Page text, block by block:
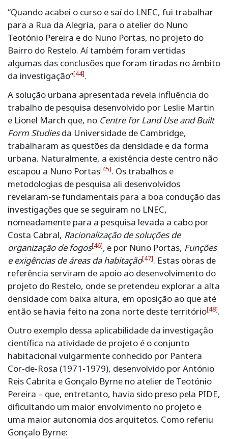
“Quando acabei o curso e saí do LNEC, fui trabalhar
para a Rua da Alegria, para o atelier do Nuno
Teotónio Pereira e do Nuno Portas, no projeto do
Bairro do Restelo. Aí também foram vertidas
algumas das conclusões que foram tiradas no âmbito
da investigação”[44].
A solução urbana apresentada revela influência do
trabalho de pesquisa desenvolvido por Leslie Martin
e Lionel March que, no Centre for Land Use and Built
Form Studiesda Universidade de Cambridge,
trabalharam as questões da densidade e da forma
urbana. Naturalmente, a existência deste centro não
escapou a Nuno Portas[45]. Os trabalhos e
metodologias de pesquisa ali desenvolvidos
revelaram-se fundamentais para a boa condução das
investigações que se seguiram no LNEC,
nomeadamente para a pesquisa levada a cabo por
Costa Cabral, Racionalização de soluções de
organização de fogos[46], e por Nuno Portas, Funções
e exigências de áreas da habitação[47]. Estas obras de
referência serviram de apoio ao desenvolvimento do
projeto do Restelo, onde se pretendeu explorar a alta
densidade com baixa altura, em oposição ao que até
então se havia feito na zona norte deste território[48].
Outro exemplo dessa aplicabilidade da investigação
científica na atividade de projeto é o conjunto
habitacional vulgarmente conhecido por Pantera
Cor-de-Rosa (1971-1979), desenvolvido por António
Reis Cabrita e Gonçalo Byrne no atelier de Teotónio
Pereira – que, entretanto, havia sido preso pela PIDE,
dificultando um maior envolvimento no projeto e
uma maior autonomia dos arquitetos. Como referiu
Gonçalo Byrne: